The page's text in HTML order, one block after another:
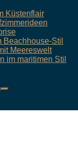
Küstenflair
Beachhouse-Stil
Meereswelt
im maritimen Stil